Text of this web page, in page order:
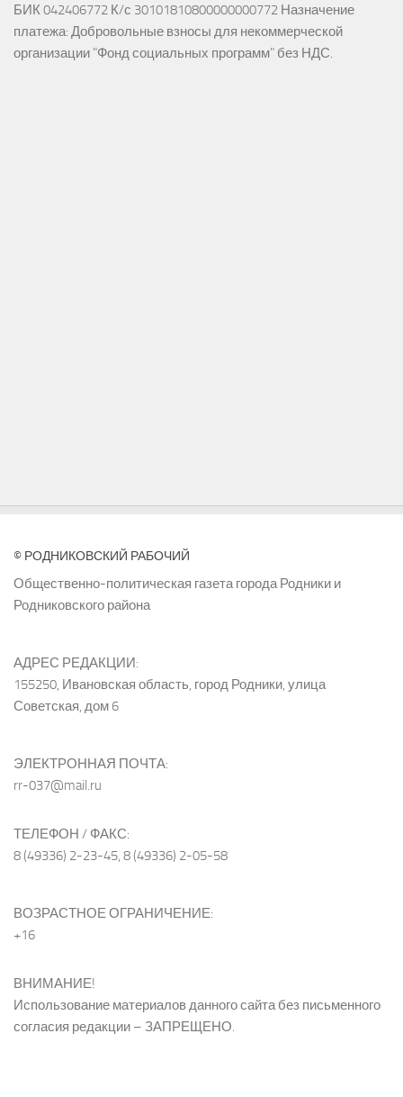
БИК 042406772 К/с 30101810800000000772 Назначение
платежа: Добровольные взносы для некоммерческой
организации "Фонд социальных программ" без НДС.
© РОДНИКОВСКИЙ РАБОЧИЙ
Общественно-политическая газета города Родники и
Родниковского района
АДРЕС РЕДАКЦИИ:
155250, Ивановская область, город Родники, улица
Советская, дом 6
ЭЛЕКТРОННАЯ ПОЧТА:
rr-037@mail.ru
ТЕЛЕФОН / ФАКС:
8 (49336) 2-23-45, 8 (49336) 2-05-58
ВОЗРАСТНОЕ ОГРАНИЧЕНИЕ:
+16
ВНИМАНИЕ!
Использование материалов данного сайта без письменного
согласия редакции – ЗАПРЕЩЕНО.